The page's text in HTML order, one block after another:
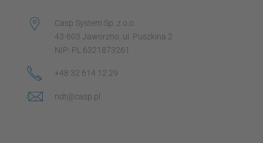
Casp System Sp. z o.o.
43-603 Jaworzno, ul. Puszkina 2
NIP: PL 6321873261
+48 32 614 12 29
ndt@casp.pl